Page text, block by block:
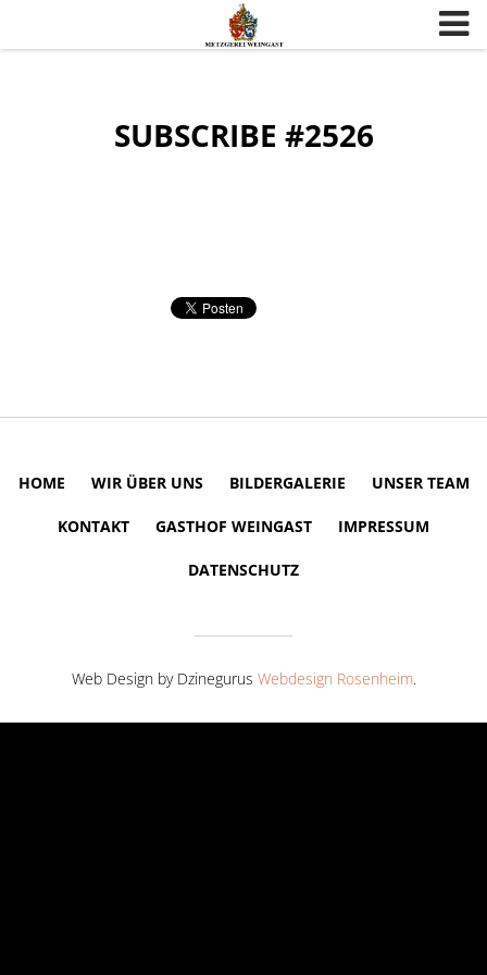
SUBSCRIBE #2526
HOME WIR ÜBER UNS BILDERGALERIE UNSER TEAM
KONTAKT GASTHOF WEINGAST IMPRESSUM
DATENSCHUTZ
Web Design by Dzinegurus Webdesign Rosenheim.